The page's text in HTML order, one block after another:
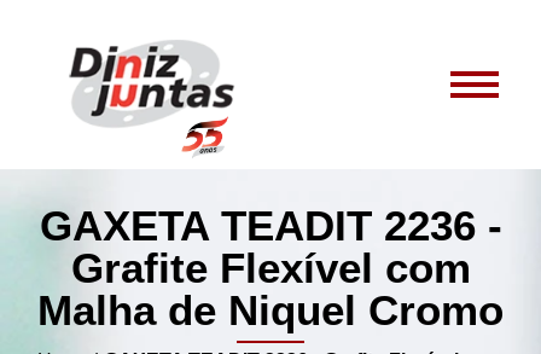
GAXETA TEADIT 2236 -
Grafite Flexível com
Malha de Niquel Cromo